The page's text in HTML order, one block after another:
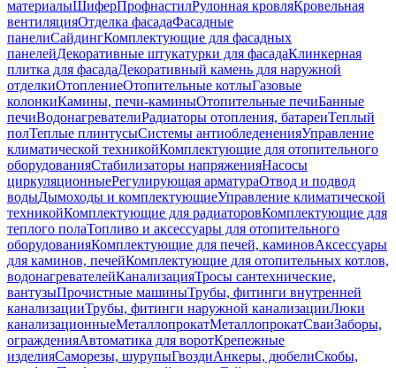
материалыШиферПрофнастилРулонная кровляКровельная
вентиляцияОтделка фасадаФасадные
панелиСайдингКомплектующие для фасадных
панелейДекоративные штукатурки для фасадаКлинкерная
плитка для фасадаДекоративный камень для наружной
отделкиОтоплениеОтопительные котлыГазовые
колонкиКамины, печи-каминыОтопительные печиБанные
печиВодонагревателиРадиаторы отопления, батареиТеплый
полТеплые плинтусыСистемы антиобледененияУправление
климатической техникойКомплектующие для отопительного
оборудованияСтабилизаторы напряженияНасосы
циркуляционныеРегулирующая арматураОтвод и подвод
водыДымоходы и комплектующиеУправление климатической
техникойКомплектующие для радиаторовКомплектующие для
теплого полаТопливо и аксессуары для отопительного
оборудованияКомплектующие для печей, каминовАксессуары
для каминов, печейКомплектующие для отопительных котлов,
водонагревателейКанализацияТросы сантехнические,
вантузыПрочистные машиныТрубы, фитинги внутренней
канализацииТрубы, фитинги наружной канализацииЛюки
канализационныеМеталлопрокатМеталлопрокатСваиЗаборы,
огражденияАвтоматика для воротКрепежные
изделияСаморезы, шурупыГвоздиАнкеры, дюбелиСкобы,